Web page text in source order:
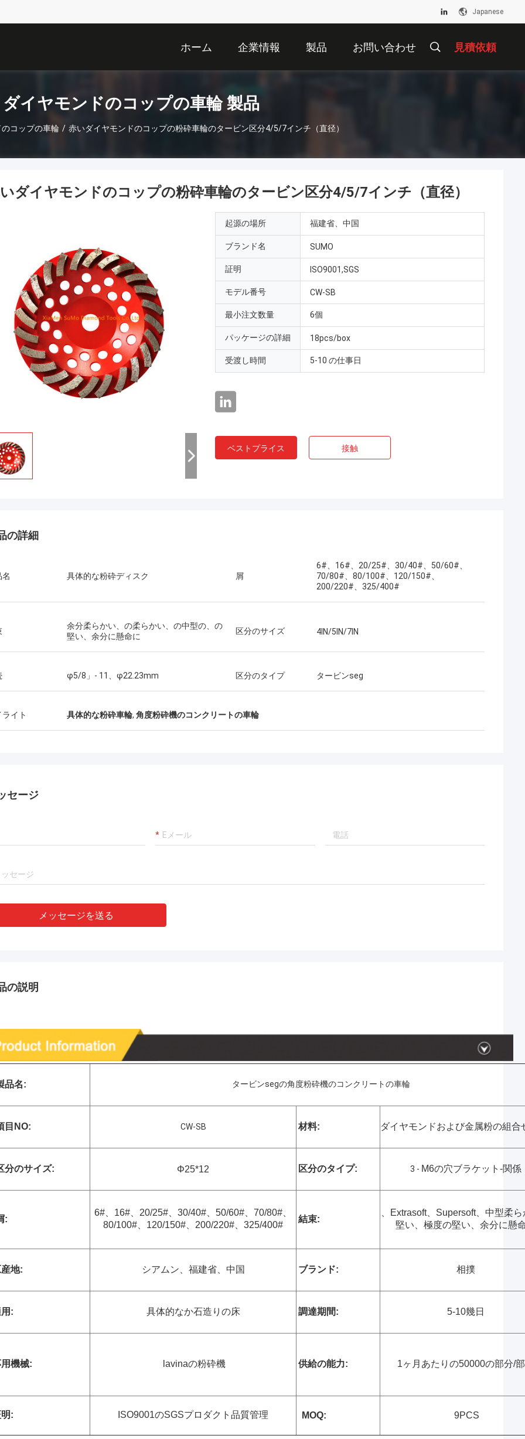
Japanese
ホーム 企業情報 製品 お問い合わせ 見積依頼
ダイヤモンドのコップの車輪 製品
コップの車輪 / 赤いダイヤモンドのコップの粉砕車輪のタービン区分4/5/7インチ（直径）
ダイヤモンドのコップの粉砕車輪のタービン区分4/5/7インチ（直径）
起源の場所 福建省、中国
ブランド名 SUMO
証明 ISO9001,SGS
モデル番号 CW-SB
最小注文数量 6個
パッケージの詳細 18pcs/box
受渡し時間 5-10 の仕事日
ベストプライス 接触
の詳細
名 具体的な粉砕ディスク 屑
6#、16#、20/25#、30/40#、50/60#、
70/80#、80/100#、120/150#、
200/220#、325/400#
余分柔らかい、の柔らかい、の中型の、の
堅い、余分に懸命に
区分のサイズ 4IN/5IN/7IN
φ5/8」- 11、φ22.23mm 区分のタイプ タービンseg
イト 具体的な粉砕車輪, 角度粉砕機のコンクリートの車輪
セージ
メッセージを送る
の説明
品名: タービンsegの角度粉砕機のコンクリートの車輪
目NO: CW-SB 材料: ダイヤモンドおよび金属粉の組合
分のサイズ: Φ25*12 区分のタイプ: 3 - M6の穴ブラケット-関係
:
6#、16#、20/25#、30/40#、50/60#、70/80#、
80/100#、120/150#、200/220#、325/400#
結束:
、Extrasoft、Supersoft、中型柔
堅い、極度の堅い、余分に懸
地: シアムン、福建省、中国 ブランド: 相撲
: 具体的なか石造りの床 調達期間: 5-10幾日
機械: lavinaの粉砕機 供給の能力: 1ヶ月あたりの50000の部分/
: ISO9001のSGSプロダクト品質管理 MOQ: 9PCS